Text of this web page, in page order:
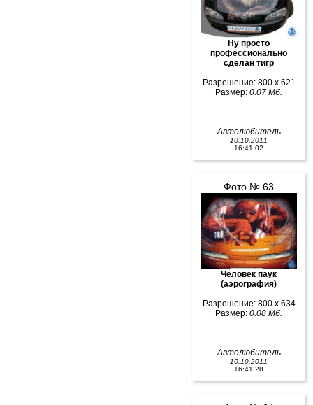
Ну просто
профессионально
сделан тигр
Разрешение: 800 x 621
Размер: 0.07 Мб.
Автолюбитель
10.10.2011
16:41:02
Фото № 63
Человек паук
(аэрография)
Разрешение: 800 x 634
Размер: 0.08 Мб.
Автолюбитель
10.10.2011
16:41:28